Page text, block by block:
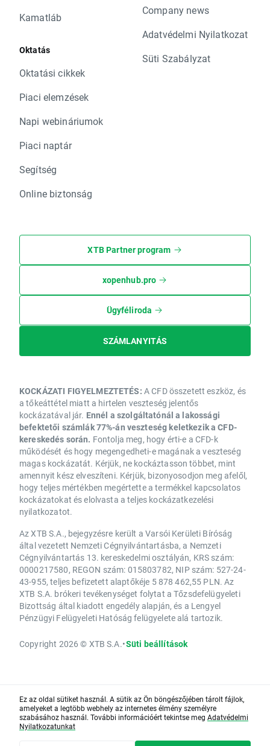
Kamatláb
Oktatás
Oktatási cikkek
Piaci elemzések
Napi webináriumok
Piaci naptár
Segítség
Online biztonság
Company news
Adatvédelmi Nyilatkozat
Süti Szabályzat
XTB Partner program
xopenhub.pro
Ügyféliroda
SZÁMLANYITÁS
KOCKÁZATI FIGYELMEZTETÉS: A CFD összetett eszköz, és
a tőkeáttétel miatt a hirtelen veszteség jelentős
kockázatával jár. Ennél a szolgáltatónál a lakossági
befektetői számlák 77%-án veszteség keletkezik a CFD-
kereskedés során. Fontolja meg, hogy érti-e a CFD-k
működését és hogy megengedheti-e magának a veszteség
magas kockázatát. Kérjük, ne kockáztasson többet, mint
amennyit kész elveszíteni. Kérjük, bizonyosodjon meg afelől,
hogy teljes mértékben megértette a termékkel kapcsolatos
kockázatokat és elolvasta a teljes kockázatkezelési
nyilatkozatot.
Az XTB S.A., bejegyzésre került a Varsói Kerületi Bíróság
által vezetett Nemzeti Cégnyilvántartásba, a Nemzeti
Cégnyilvántartás 13. kereskedelmi osztályán, KRS szám:
0000217580, REGON szám: 015803782, NIP szám: 527-24-
43-955, teljes befizetett alaptőkéje 5 878 462,55 PLN. Az
XTB S.A. brókeri tevékenységet folytat a Tőzsdefelügyeleti
Bizottság által kiadott engedély alapján, és a Lengyel
Pénzügyi Felügyeleti Hatóság felügyelete alá tartozik.
Copyright 2026 © XTB S.A.•Süti beállítások
Ez az oldal sütiket használ. A sütik az Ön böngészőjében tárolt fájlok,
amelyeket a legtöbb webhely az internetes élmény személyre
szabásához használ. További információért tekintse meg Adatvédelmi
Nyilatkozatunkat